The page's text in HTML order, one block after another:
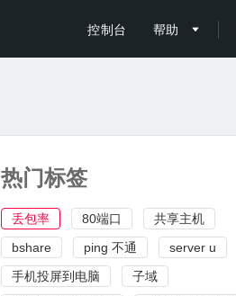
控制台 帮助 
热门标签
丢包率 80端口
共享主机
bshare
ping 不通
server u
手机投屏到电脑
子域